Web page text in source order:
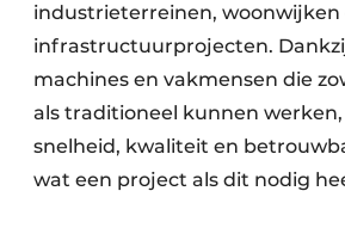
industrieterreinen, woonwijken
infrastructuurprojecten.
machines en vakmensen die
als traditioneel kunnen
snelheid, kwaliteit en
wat een project als dit nodig